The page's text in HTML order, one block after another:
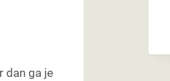
dan ga je